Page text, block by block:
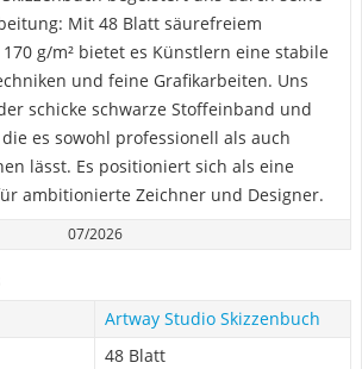
Mit 48 Blatt säurefreiem
g/m² bietet es Künstlern eine stabile
und feine Grafikarbeiten. Uns
schicke schwarze Stoffeinband und
es sowohl professionell als auch
lässt. Es positioniert sich als eine
ambitionierte Zeichner und Designer.
07/2026
Artway Studio Skizzenbuch
48 Blatt